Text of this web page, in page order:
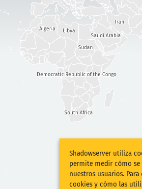
Democratic Republic of the Congo
South Africa
Libya
Sudan
Iran
Saudi Arabia
Algeria
Shadowserver utiliza
permite medir cómo
nuestros usuarios.
cookies y cómo las